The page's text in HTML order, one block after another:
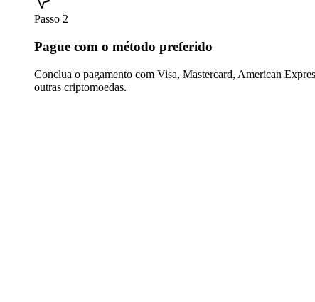
Passo 2
Pague com o método preferido
Conclua o pagamento com Visa, Mastercard, American
outras criptomoedas.